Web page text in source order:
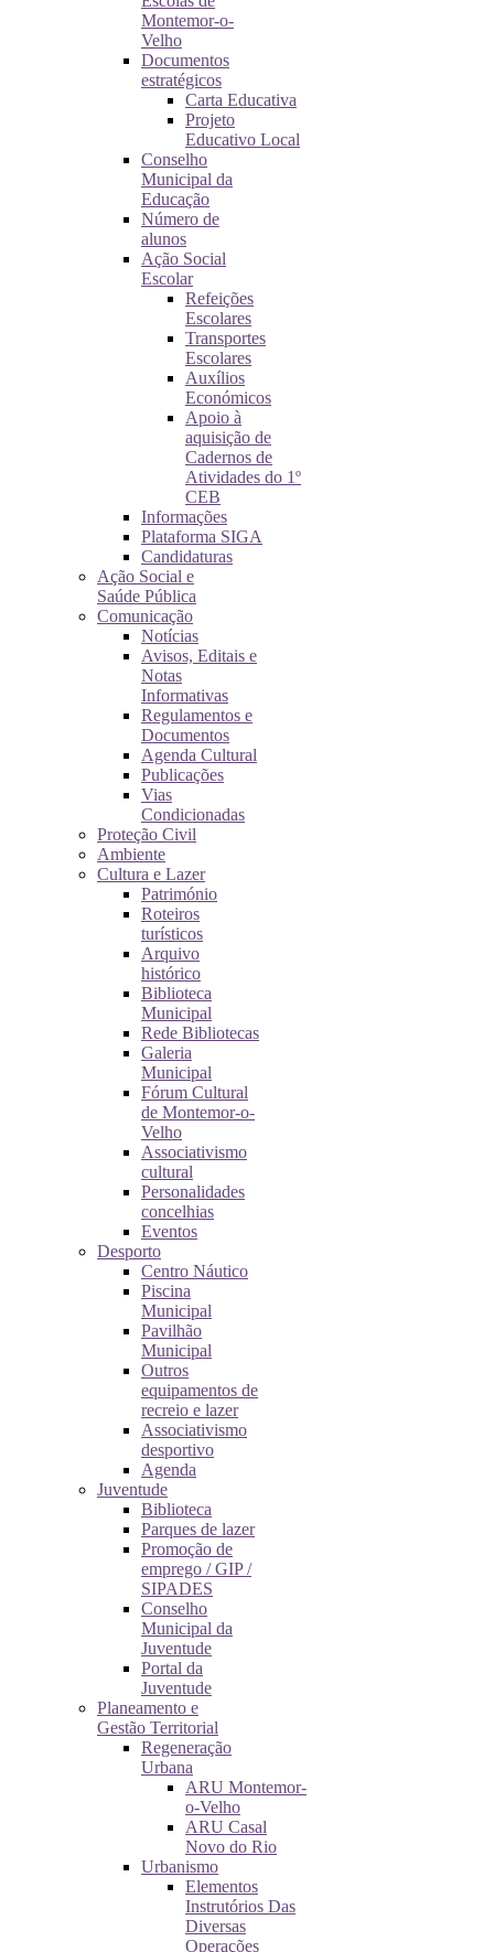
Montemor-o-
Velho
Documentos
estratégicos
Carta Educativa
Projeto
Educativo Local
Conselho
Municipal da
Educação
Número de
alunos
Ação Social
Escolar
Refeições
Escolares
Transportes
Escolares
Auxílios
Económicos
Apoio à
aquisição de
Cadernos de
Atividades do 1º
CEB
Informações
Plataforma SIGA
Candidaturas
Ação Social e
Saúde Pública
Comunicação
Notícias
Avisos, Editais e
Notas
Informativas
Regulamentos e
Documentos
Agenda Cultural
Publicações
Vias
Condicionadas
Proteção Civil
Ambiente
Cultura e Lazer
Património
Roteiros
turísticos
Arquivo
histórico
Biblioteca
Municipal
Rede Bibliotecas
Galeria
Municipal
Fórum Cultural
de Montemor-o-
Velho
Associativismo
cultural
Personalidades
concelhias
Eventos
Desporto
Centro Náutico
Piscina
Municipal
Pavilhão
Municipal
Outros
equipamentos de
recreio e lazer
Associativismo
desportivo
Agenda
Juventude
Biblioteca
Parques de lazer
Promoção de
emprego / GIP /
SIPADES
Conselho
Municipal da
Juventude
Portal da
Juventude
Planeamento e
Gestão Territorial
Regeneração
Urbana
ARU Montemor-
o-Velho
ARU Casal
Novo do Rio
Urbanismo
Elementos
Instrutórios Das
Diversas
Operações